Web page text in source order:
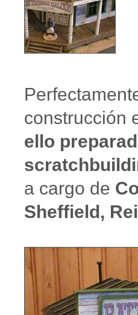
construcción
ello
a cargo de
Sheffield,